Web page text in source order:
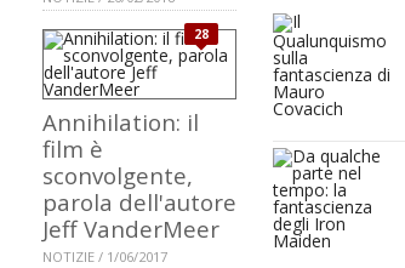
28
Annihilation: il
film è
sconvolgente,
parola dell'autore
Jeff VanderMeer
NOTIZIE / 1/06/2017